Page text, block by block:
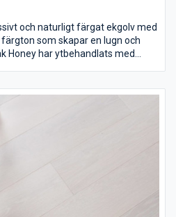
och naturligt färgat ekgolv med
som skapar en lugn och
Honey har ytbehandlats med